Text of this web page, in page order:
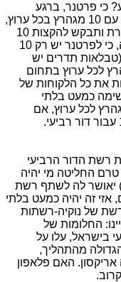
כי פרטנר, ברגע
שתראה, שסלקום מתכוונת להפעיל שירות עם 10 מגהרץ בכל ערוץ,
תבקש לשנות את בקשתה למשרד התקשורת ותבקש להקצות 10
מגהרץ לכל ערוץ. עבורה זו בעיה יותר קשה, כי לפרטנר יש רק 10
ה-1,800 מגהרץ (טבלאות תדרים יש
בעוד שלסלקום יש 17 מגהרץ לכל ערוץ בתחום
את כל הלקוחות של
כמעט בלתי
בעוד שלסלקום יישארו עוד 7 מגהרץ לכל ערוץ, אם
רשת הדור הרביעי
החליטה מי יהיה
יאושר לה לשתף רשת
אזי זה יהיה כמעט בלתי
של נוקיה-רשתות
החלומות של
בישראל, עלו על
מהתהליך,
האם פלאפון